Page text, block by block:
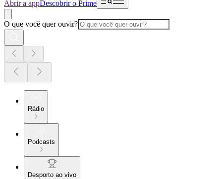
Abrir a appDescobrir o Prime
O que você quer ouvir?
Rádio
Podcasts
Desporto ao vivo